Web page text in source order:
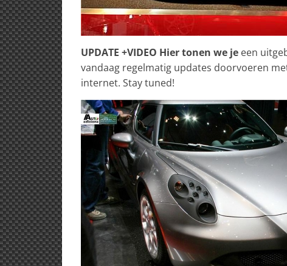
UPDATE +VIDEO Hier tonen we je een
vandaag regelmatig updates doorvoeren
internet. Stay tuned!